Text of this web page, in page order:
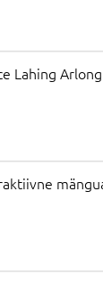
Lahing